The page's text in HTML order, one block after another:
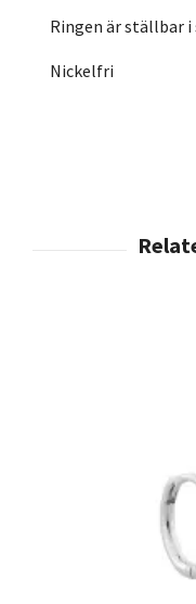
Ringen är ställbar
Nickelfri